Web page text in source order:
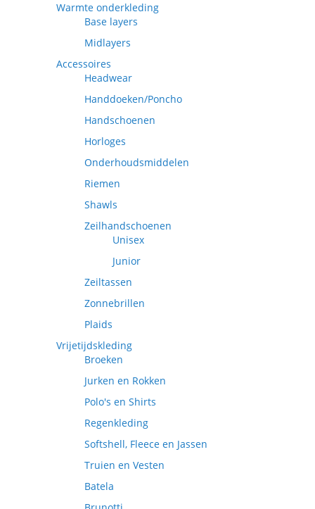
Warmte onderkleding
Base layers
Midlayers
Accessoires
Headwear
Handdoeken/Poncho
Handschoenen
Horloges
Onderhoudsmiddelen
Riemen
Shawls
Zeilhandschoenen
Unisex
Junior
Zeiltassen
Zonnebrillen
Plaids
Vrijetijdskleding
Broeken
Jurken en Rokken
Polo's en Shirts
Regenkleding
Softshell, Fleece en Jassen
Truien en Vesten
Batela